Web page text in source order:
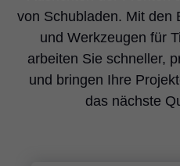
von Schubladen. Mit den
und Werkzeugen für
arbeiten Sie schneller,
und bringen Ihre
das nächste